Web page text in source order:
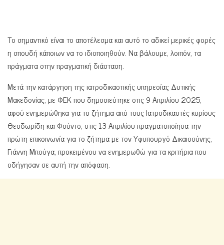
Το σημαντικό είναι το αποτέλεσμα και αυτό το αδικεί μερικές φορές
η σπουδή κάποιων να το ιδιοποιηθούν. Να βάλουμε, λοιπόν, τα
πράγματα στην πραγματική διάσταση.
Μετά την κατάργηση της ιατροδικαστικής υπηρεσίας Δυτικής
Μακεδονίας, με ΦΕΚ που δημοσιεύτηκε στις 9 Απριλίου 2025,
αφού ενημερώθηκα για το ζήτημα από τους Ιατροδικαστές κυρίους
Θεοδωρίδη και Φούντο, στις 13 Απριλίου πραγματοποίησα την
πρώτη επικοινωνία για το ζήτημα με τον Υφυπουργό Δικαιοσύνης,
Γιάννη Μπούγα, προκειμένου να ενημερωθώ για τα κριτήρια που
οδήγησαν σε αυτή την απόφαση.